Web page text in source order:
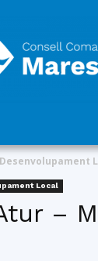
Comarcal
Local
–